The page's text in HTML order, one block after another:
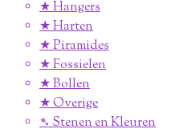
★ Hangers
★ Harten
★ Piramides
★ Fossielen
★ Bollen
★ Overige
➴ Stenen en Kleuren